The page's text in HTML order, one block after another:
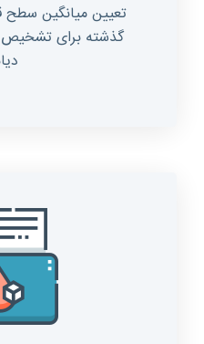
گذشته برای تشخیص